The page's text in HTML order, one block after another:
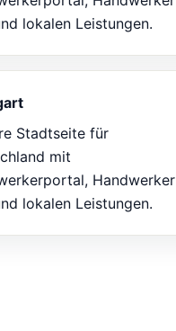
lokalen Leistungen.
Stadtseite für
mit
Handwerker
lokalen Leistungen.